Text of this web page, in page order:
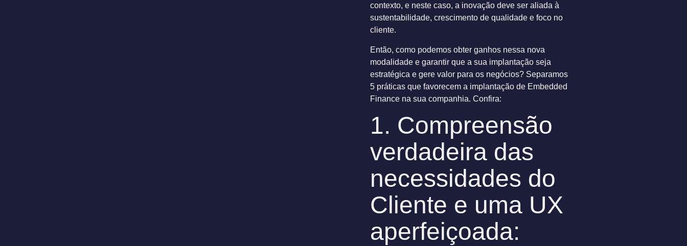
contexto, e neste caso, a inovação deve ser aliada à
sustentabilidade, crescimento de qualidade e foco no
cliente.
Então, como podemos obter ganhos nessa nova
modalidade e garantir que a sua implantação seja
estratégica e gere valor para os negócios? Separamos
5 práticas que favorecem a implantação de Embedded
Finance na sua companhia. Confira:
1. Compreensão
verdadeira das
necessidades do
Cliente e uma UX
aperfeiçoada: